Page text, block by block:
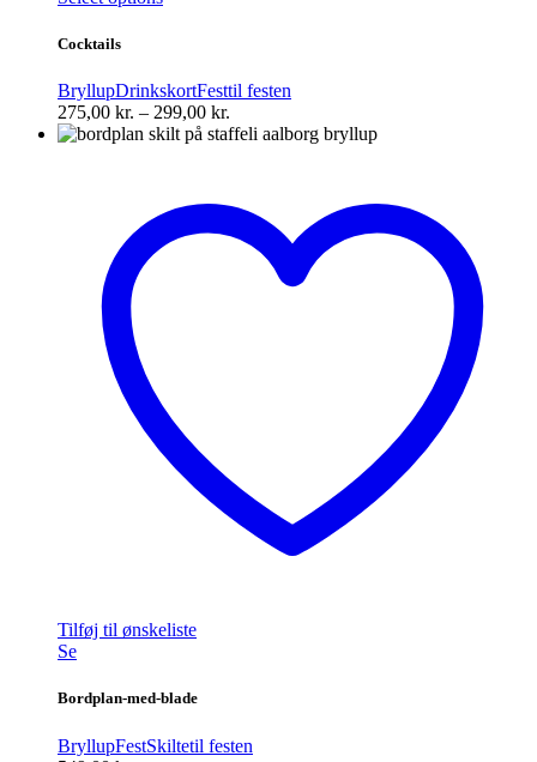
varianter.
Mulighederne
kan
vælges
Cocktails
BryllupDrinkskortFesttil festen
275,00 kr. – 299,00 kr.
275,00 kr.
Tilføj til ønskeliste
Se
Bordplan-med-blade
BryllupFestSkiltetil festen